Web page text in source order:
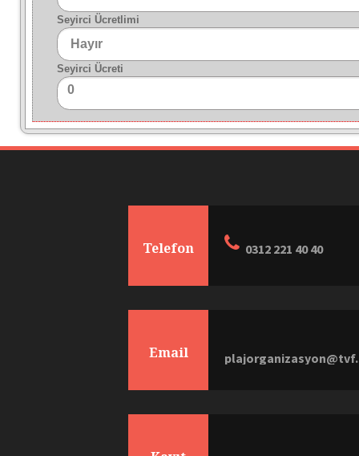
Seyirci Ücretlimi
Seyirci Ücreti
0
Telefon 0312 221 40 40
Email